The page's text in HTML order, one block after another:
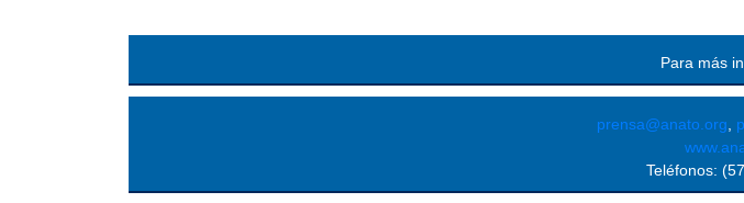
Para más
prensa@anato.org
Teléfonos: